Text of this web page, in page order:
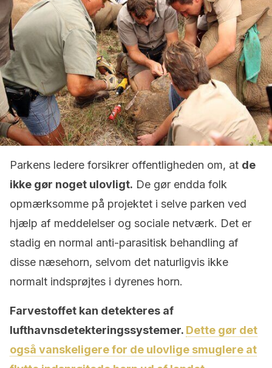
Parkens ledere forsikrer offentligheden om, at de
ikke gør noget ulovligt. De gør endda folk
opmærksomme på projektet i selve parken ved
hjælp af meddelelser og sociale netværk. Det er
stadig en normal anti-parasitisk behandling af
disse næsehorn, selvom det naturligvis ikke
normalt indsprøjtes i dyrenes horn.
Farvestoffet kan detekteres af
lufthavnsdetekteringssystemer. Dette gør det
også vanskeligere for de ulovlige smuglere at